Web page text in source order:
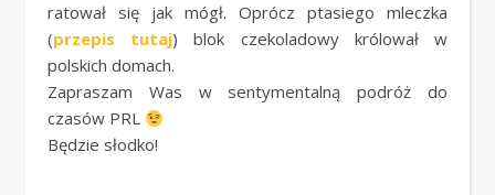
ratował się jak mógł. Oprócz ptasiego mleczka
(przepis tutaj) blok czekoladowy królował w
polskich domach.
Zapraszam Was w sentymentalną podróż do
czasów PRL
Będzie słodko!